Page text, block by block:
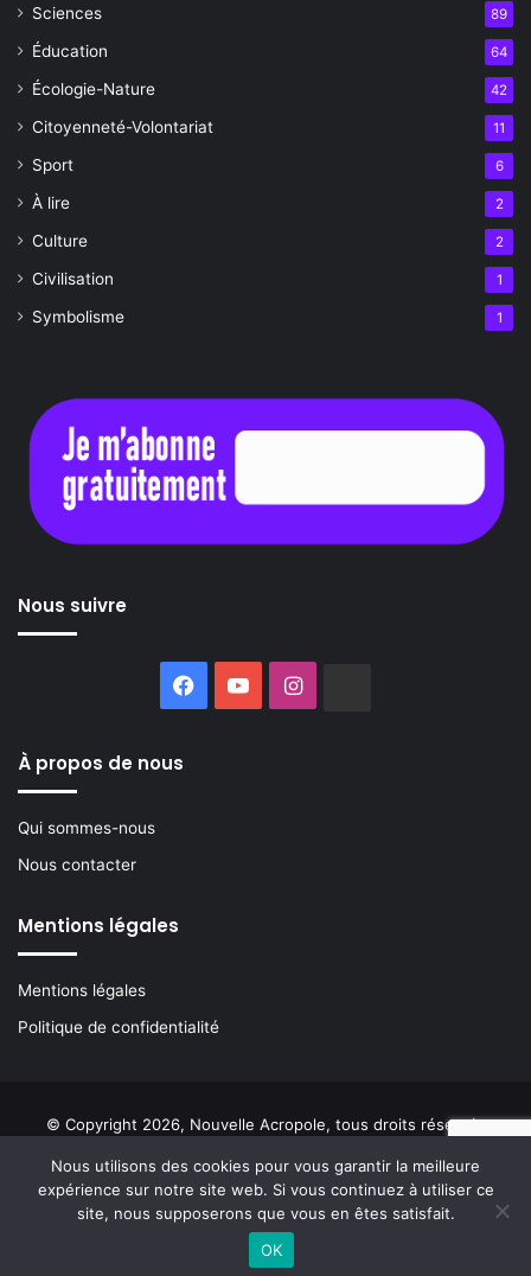
Sciences 89
Éducation 64
Écologie-Nature 42
Citoyenneté-Volontariat 11
Sport 6
À lire 2
Culture 2
Civilisation 1
Symbolisme 1
Nous suivre
Facebook
YouTubeInstagram
À propos de nous
Qui sommes-nous
Nous contacter
Mentions légales
Mentions légales
Politique de confidentialité
© Copyright 2026, Nouvelle Acropole, tous droits réservés
FacebookYouTubeInstagramBuzzsprout
Nous utilisons des cookies pour vous garantir la meilleure
expérience sur notre site web. Si vous continuez à utiliser ce
site, nous supposerons que vous en êtes satisfait.
OK